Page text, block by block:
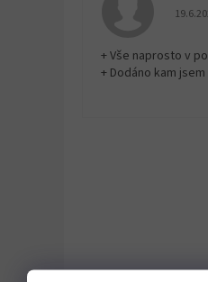
+ Vše naprosto v
+ Dodáno kam